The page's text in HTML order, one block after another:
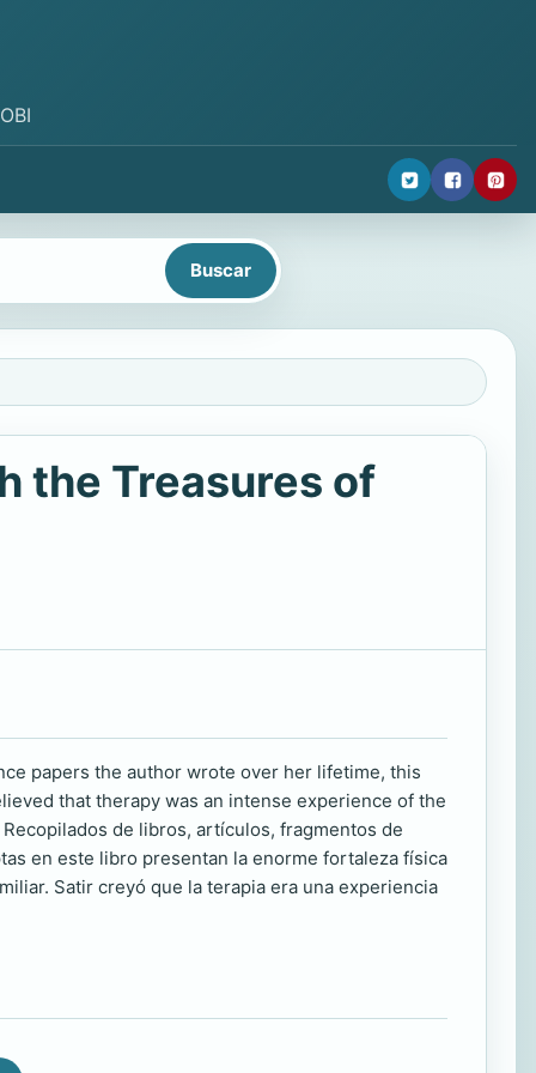
the Treasures of
papers the author wrote over her lifetime, this
that therapy was an intense experience of the
de libros, artículos, fragmentos de
en este libro presentan la enorme fortaleza física
Satir creyó que la terapia era una experiencia